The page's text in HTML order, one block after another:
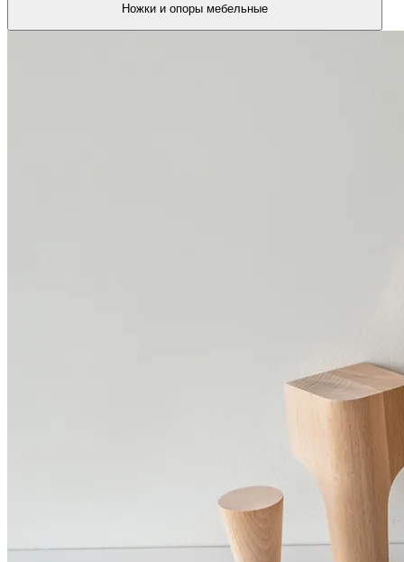
Ножки и опоры мебельные